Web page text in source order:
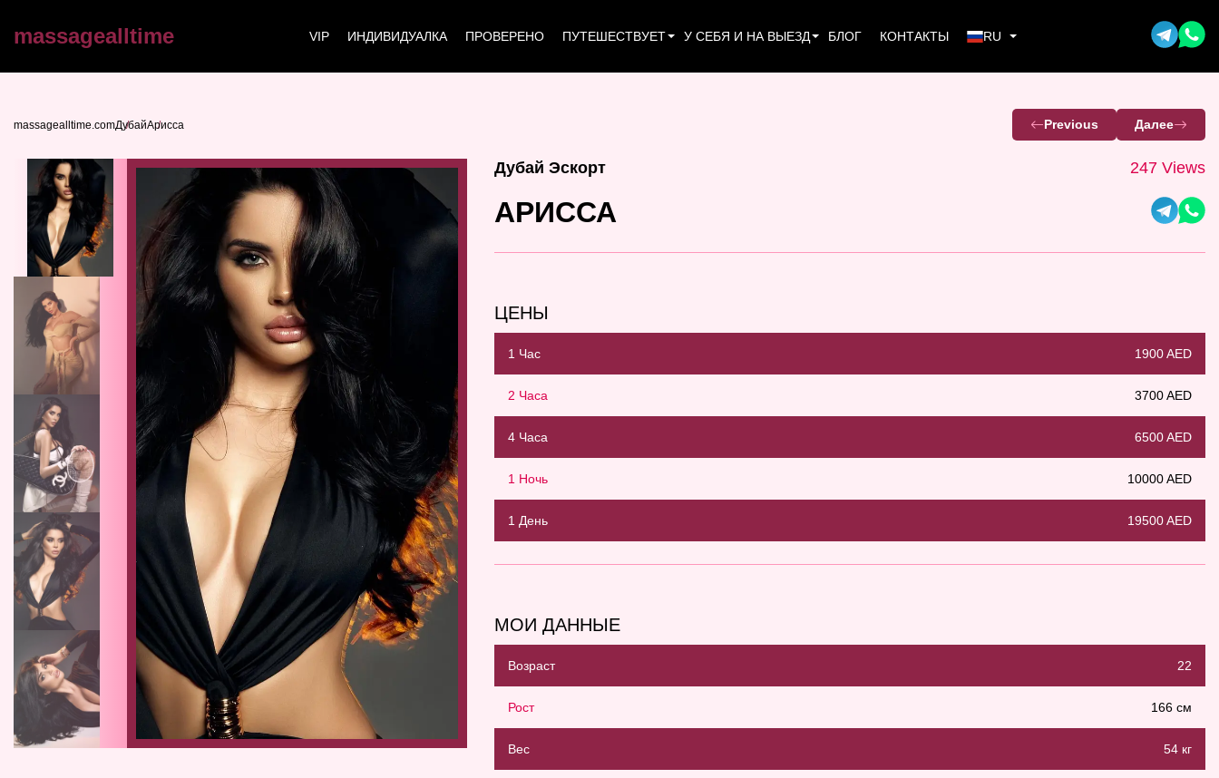
massagealltime VIP ИНДИВИДУАЛКА ПРОВЕРЕНО ПУТЕШЕСТВУЕТ У СЕБЯ И НА ВЫЕЗД БЛОГ КОНТАКТЫ RU
massagealltime.comДубайАрисса Previous Далее
Дубай Эскорт 247 Views
АРИССА
ЦЕНЫ
1 Час 1900 AED
2 Часа 3700 AED
4 Часа 6500 AED
1 Ночь 10000 AED
1 День 19500 AED
МОИ ДАННЫЕ
Возраст 22
Рост 166 см
Вес 54 кг